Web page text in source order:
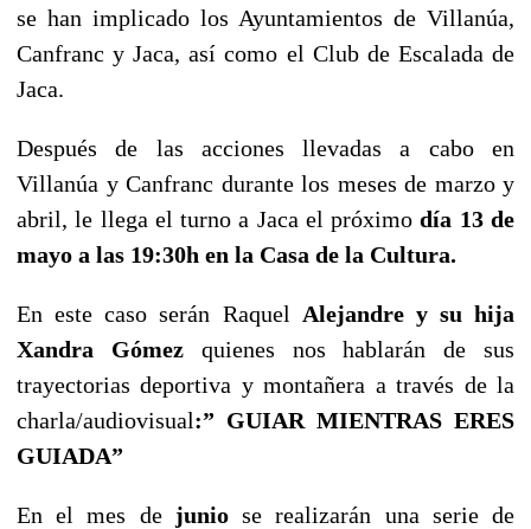
se han implicado los Ayuntamientos de Villanúa,
Canfranc y Jaca, así como el Club de Escalada de
Jaca.
Después de las acciones llevadas a cabo en
Villanúa y Canfranc durante los meses de marzo y
abril, le llega el turno a Jaca el próximodía 13 de
mayo a las 19:30h en la Casa de la Cultura.
En este caso serán Raquel Alejandre y su hija
Xandra Gómez quienes nos hablarán de sus
trayectorias deportiva y montañera a través de la
charla/audiovisual:” GUIAR MIENTRAS ERES
GUIADA”
En el mes de juniose realizarán una serie de